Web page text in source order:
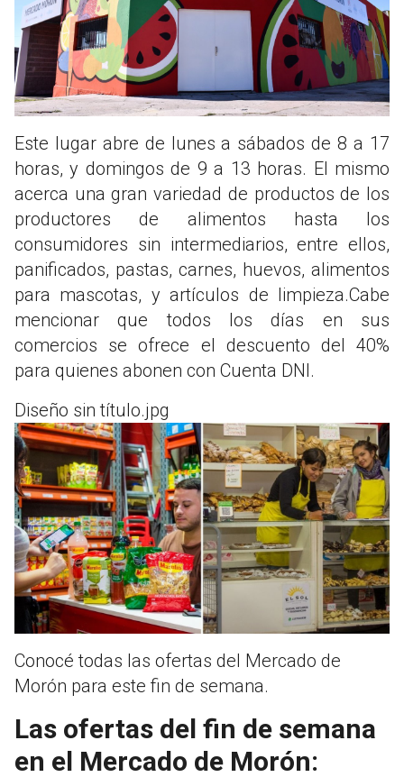
Este lugar abre de lunes a sábados de 8 a 17
horas, y domingos de 9 a 13 horas. El mismo
acerca una gran variedad de productos de los
productores de alimentos hasta los
consumidores sin intermediarios, entre ellos,
panificados, pastas, carnes, huevos, alimentos
para mascotas, y artículos de limpieza.Cabe
mencionar que todos los días en sus
comercios se ofrece el descuento del 40%
para quienes abonen con Cuenta DNI.
Diseño sin título.jpg
Conocé todas las ofertas del Mercado de
Morón para este fin de semana.
Las ofertas del fin de semana
en el Mercado de Morón: